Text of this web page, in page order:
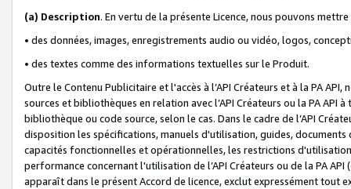
(a) Description. En vertu de la présente Licence, nous pouvons
• des données, images, enregistrements audio ou vidéo, logos,
• des textes comme des informations textuelles sur le Produit.
Outre le Contenu Publicitaire et l'accès à l’API Créateurs et à la PA
sources et bibliothèques en relation avec l’API Créateurs ou la PA
bibliothèque ou code source, selon le cas. Dans le cadre de l’API
disposition les spécifications, manuels d'utilisation, guides,
capacités fonctionnelles et opérationnelles, les restrictions
performance concernant l'utilisation de l’API Créateurs ou de la PA
apparaît dans le présent Accord de licence, exclut expressément tout